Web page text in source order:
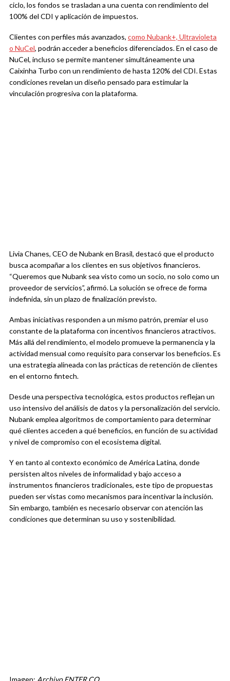
ciclo, los fondos se trasladan a una cuenta con rendimiento del
100% del CDI y aplicación de impuestos.
Clientes con perfiles más avanzados, como Nubank+, Ultravioleta
o NuCel, podrán acceder a beneficios diferenciados. En el caso de
NuCel, incluso se permite mantener simultáneamente una
Caixinha Turbo con un rendimiento de hasta 120% del CDI. Estas
condiciones revelan un diseño pensado para estimular la
vinculación progresiva con la plataforma.
Livia Chanes, CEO de Nubank en Brasil, destacó que el producto
busca acompañar a los clientes en sus objetivos financieros.
“Queremos que Nubank sea visto como un socio, no solo como un
proveedor de servicios”, afirmó. La solución se ofrece de forma
indefinida, sin un plazo de finalización previsto.
Ambas iniciativas responden a un mismo patrón, premiar el uso
constante de la plataforma con incentivos financieros atractivos.
Más allá del rendimiento, el modelo promueve la permanencia y la
actividad mensual como requisito para conservar los beneficios. Es
una estrategia alineada con las prácticas de retención de clientes
en el entorno fintech.
Desde una perspectiva tecnológica, estos productos reflejan un
uso intensivo del análisis de datos y la personalización del servicio.
Nubank emplea algoritmos de comportamiento para determinar
qué clientes acceden a qué beneficios, en función de su actividad
y nivel de compromiso con el ecosistema digital.
Y en tanto al contexto económico de América Latina, donde
persisten altos niveles de informalidad y bajo acceso a
instrumentos financieros tradicionales, este tipo de propuestas
pueden ser vistas como mecanismos para incentivar la inclusión.
Sin embargo, también es necesario observar con atención las
condiciones que determinan su uso y sostenibilidad.